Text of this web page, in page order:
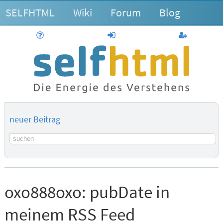
SELFHTML Wiki Forum Blog
anmelden
neuer Beitrag
Suchbegriff
oxo888oxo: pubDate in
meinem RSS Feed